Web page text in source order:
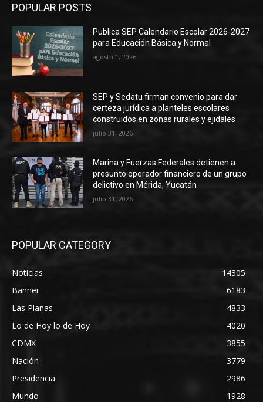
POPULAR POSTS
Publica SEP Calendario Escolar 2026-2027
para Educación Básica y Normal
agosto 1, 2026
SEP y Sedatu firman convenio para dar
certeza jurídica a planteles escolares
construidos en zonas rurales y ejidales
julio 31, 2026
Marina y Fuerzas Federales detienen a
presunto operador financiero de un grupo
delictivo en Mérida, Yucatán
julio 31, 2026
POPULAR CATEGORY
Noticias
14305
Banner
6183
Las Planas
4833
Lo de Hoy lo de Hoy
4020
CDMX
3855
Nación
3779
Presidencia
2986
Mundo
1928